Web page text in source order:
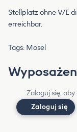
Stellplatz ohne V/E
erreichbar.
Tags: Mosel
Zaloguj się,
Zaloguj się